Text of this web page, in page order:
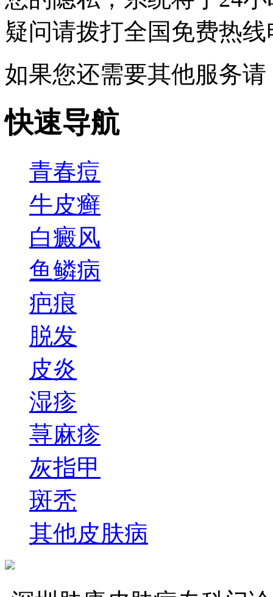
疑问请拨打全国免费热线
如果您还需要其他服务
快速导航
青春痘
牛皮癣
白癜风
鱼鳞病
疤痕
脱发
皮炎
湿疹
荨麻疹
灰指甲
斑秃
其他皮肤病